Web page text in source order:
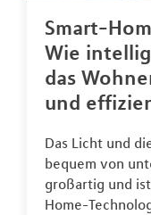
Smart-
Wie
das
und
Das Licht und
bequem von
großartig und
Home-